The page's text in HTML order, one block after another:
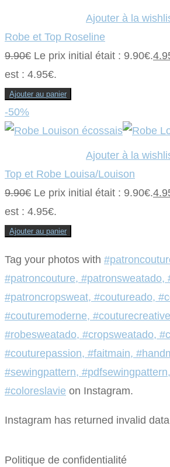
Ajouter à la
Robe et Top Roseline
9.90€ Le prix initial était : 9.90€.
est : 4.95€.
Ajouter au panier
-50%
Ajouter à la
Top et Robe Louisa/Louison
9.90€ Le prix initial était : 9.90€.
est : 4.95€.
Ajouter au panier
Tag your photos with
#patroncouture, #patronsweatado,
#patroncropsweat, #coutureado,
#couturemoderne,
#robesweatado, #cropsweatado,
#couturepassion, #faitmain,
#sewingpattern,
#coloreslavie on Instagram.
Instagram has returned invalid
Politique de confidentialité